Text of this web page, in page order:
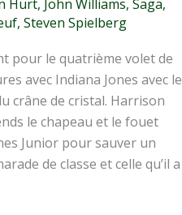
Hurt, John Williams, Saga,
, Steven Spielberg
pour le quatrième volet de
avec Indiana Jones avec le
crâne de cristal. Harrison
le chapeau et le fouet
Junior pour sauver un
de classe et celle qu’il a